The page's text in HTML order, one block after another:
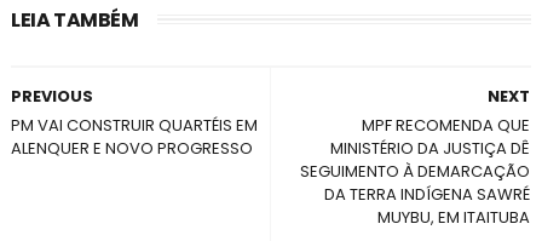
LEIA TAMBÉM
NEXT
MPF RECOMENDA QUE
MINISTÉRIO DA JUSTIÇA DÊ
SEGUIMENTO À DEMARCAÇÃO
DA TERRA INDÍGENA SAWRÉ
MUYBU, EM ITAITUBA
PREVIOUS
PM VAI CONSTRUIR QUARTÉIS EM
ALENQUER E NOVO PROGRESSO